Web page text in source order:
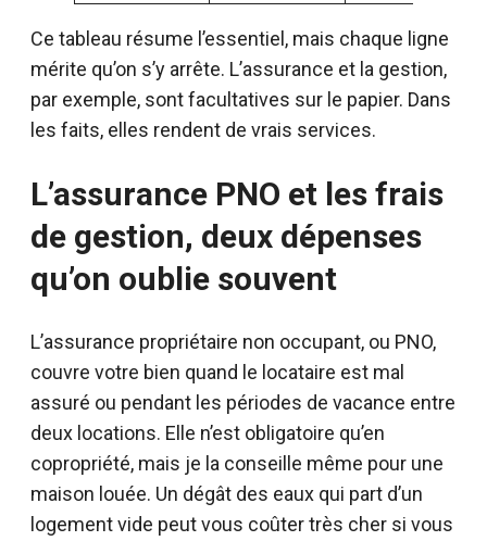
Ce tableau résume l’essentiel, mais chaque ligne
mérite qu’on s’y arrête. L’assurance et la gestion,
par exemple, sont facultatives sur le papier. Dans
les faits, elles rendent de vrais services.
L’assurance PNO et les frais
de gestion, deux dépenses
qu’on oublie souvent
L’assurance propriétaire non occupant, ou PNO,
couvre votre bien quand le locataire est mal
assuré ou pendant les périodes de vacance entre
deux locations. Elle n’est obligatoire qu’en
copropriété, mais je la conseille même pour une
maison louée. Un dégât des eaux qui part d’un
logement vide peut vous coûter très cher si vous